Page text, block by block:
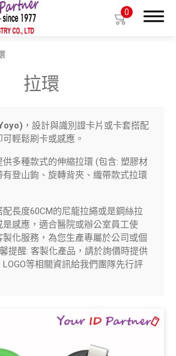
0
拉環
，設計與識別證卡片或卡套搭配
輕鬆刷卡或感應。
供多種款式的伸縮拉環 (包含: 塑膠材
有登山鉤、旋轉背夾、織帶款式拉環
長度60CM的尼龍拉繩或是鋼絲拉
感應，適合醫院或辦公室員工使
化服務，為您生產專屬於公司或個
提醒: 客製化產品，請於詢價時提供
等相關資訊給我們團隊先行評
套